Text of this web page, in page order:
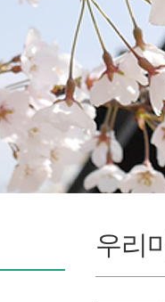
우리